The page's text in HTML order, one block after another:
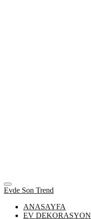
Evde Son Trend
ANASAYFA
EV DEKORASYON